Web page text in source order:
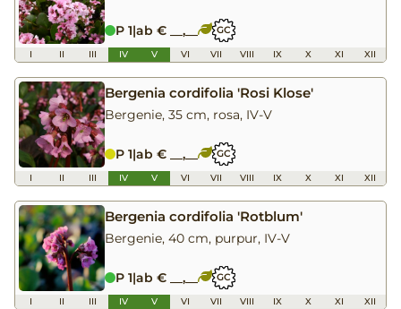
P 1|ab € __,__ GC
I II III IV V VI VII VIII IX X XI XII
Bergenia cordifolia 'Rosi Klose'
Bergenie, 35 cm, rosa, IV-V
P 1|ab € __,__ GC
I II III IV V VI VII VIII IX X XI XII
Bergenia cordifolia 'Rotblum'
Bergenie, 40 cm, purpur, IV-V
P 1|ab € __,__ GC
I II III IV V VI VII VIII IX X XI XII